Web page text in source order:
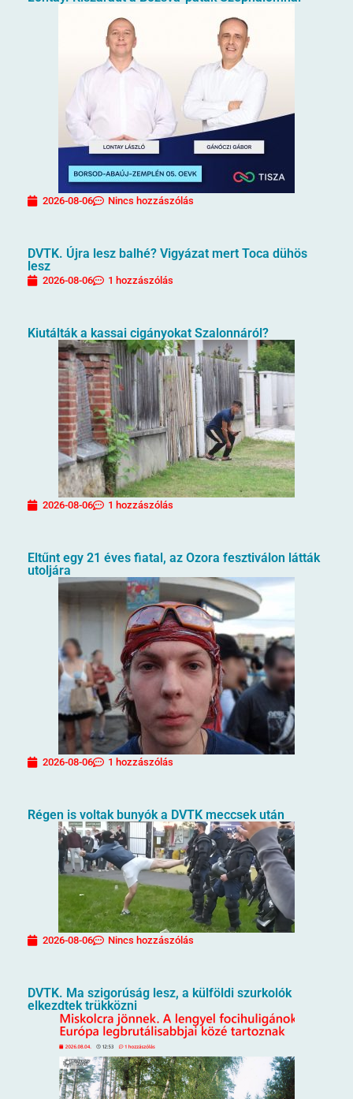
2026-08-06 Nincs hozzászólás
DVTK. Újra lesz balhé? Vigyázat mert Toca dühös
lesz
2026-08-06 1 hozzászólás
Kiutálták a kassai cigányokat Szalonnáról?
2026-08-06 1 hozzászólás
Eltűnt egy 21 éves fiatal, az Ozora fesztiválon látták
utoljára
2026-08-06 1 hozzászólás
Régen is voltak bunyók a DVTK meccsek után
2026-08-06 Nincs hozzászólás
DVTK. Ma szigorúság lesz, a külföldi szurkolók
elkezdtek trükközni